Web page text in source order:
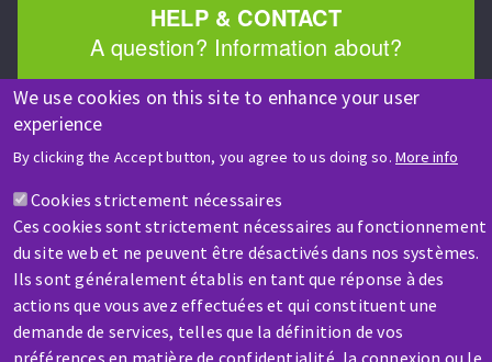
We use cookies on this site to enhance your user
experience
By clicking the Accept button, you agree to us doing so. More info
Cookies strictement nécessaires
Ces cookies sont strictement nécessaires au fonctionnement
du site web et ne peuvent être désactivés dans nos systèmes.
Ils sont généralement établis en tant que réponse à des
actions que vous avez effectuées et qui constituent une
demande de services, telles que la définition de vos
préférences en matière de confidentialité, la connexion ou le
HELP & CONTACT
A question? Information about?
Contact-us
SERVICE / REPAIR
A broken machine? Out of order?